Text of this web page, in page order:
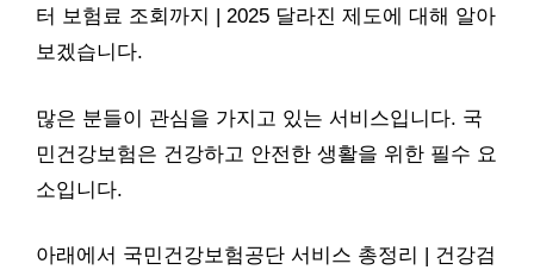
터 보험료 조회까지 | 2025 달라진 제도에 대해 알아
보겠습니다.
많은 분들이 관심을 가지고 있는 서비스입니다. 국
민건강보험은 건강하고 안전한 생활을 위한 필수 요
소입니다.
아래에서 국민건강보험공단 서비스 총정리 | 건강검